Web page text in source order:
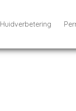
Huidverbetering